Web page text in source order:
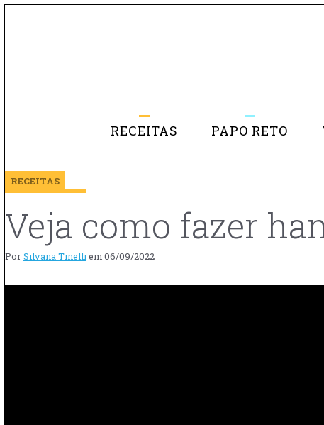
RECEITAS PAPO RETO
RECEITAS
Veja como fazer
PorSilvana Tinelli em 06/09/2022